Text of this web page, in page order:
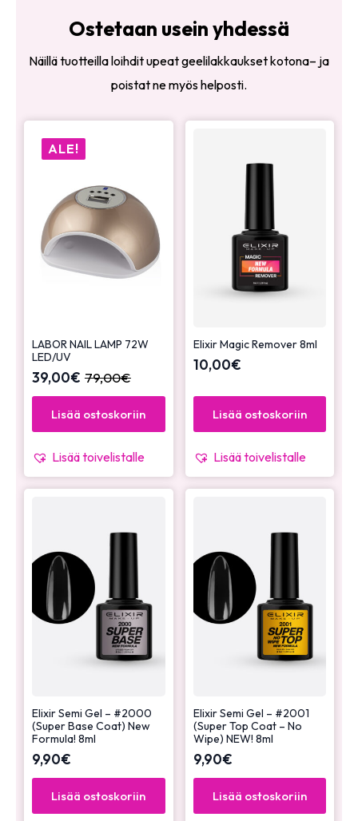
Ostetaan usein yhdessä
Näillä tuotteilla loihdit upeat geelilakkaukset kotona– ja
poistat ne myös helposti.
ALE!
LABOR NAIL LAMP 72W
LED/UV
79,00€
39,00€
Lisää ostoskoriin
Lisää toivelistalle
Elixir Magic Remover 8ml
10,00€
Lisää ostoskoriin
Lisää toivelistalle
Elixir Semi Gel – #2000
(Super Base Coat) New
Formula! 8ml
9,90€
Lisää ostoskoriin
Elixir Semi Gel – #2001
(Super Top Coat – No
Wipe) NEW! 8ml
9,90€
Lisää ostoskoriin